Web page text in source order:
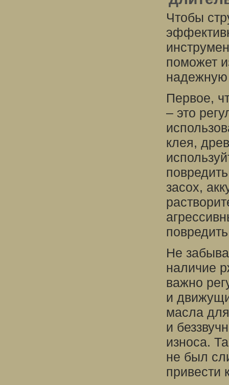
Чтобы
поможет
надежную
Первое,
– это
клея,
засох,
Не
наличие
важно
и
масла
и
износа.
не был
привести